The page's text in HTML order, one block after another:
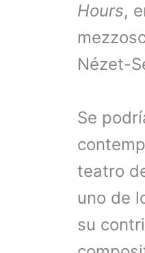
Hours,
Nézet-
Se
teatro
uno de
su